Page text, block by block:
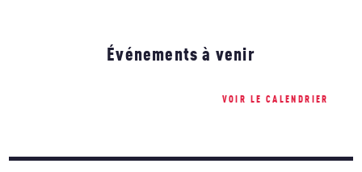
Événements à venir
VOIR LE CALENDRIER